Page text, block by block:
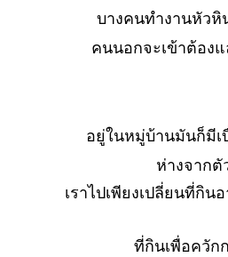
บางคนทำงานหัวหิ
คนนอกจะเข้าต้อง
อยู่ในหมู่บ้านมันก็มีเ
ห่างจาก
เราไปเพียงเปลี่ยนที่กิน
ที่กินเพื่อควัก